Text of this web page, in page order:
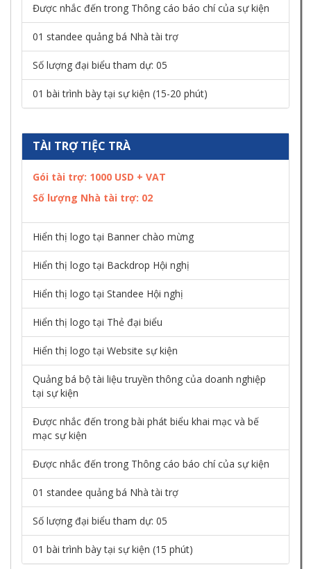
Được nhắc đến trong Thông cáo báo chí của sự kiện
01 standee quảng bá Nhà tài trợ
Số lượng đại biểu tham dự: 05
01 bài trình bày tại sự kiện (15-20 phút)
TÀI TRỢ TIỆC TRÀ
Gói tài trợ: 1000 USD + VAT
Số lượng Nhà tài trợ: 02
Hiển thị logo tại Banner chào mừng
Hiển thị logo tại Backdrop Hội nghị
Hiển thị logo tại Standee Hội nghị
Hiển thị logo tại Thẻ đại biểu
Hiển thị logo tại Website sự kiện
Quảng bá bộ tài liệu truyền thông của doanh nghiệp
tại sự kiện
Được nhắc đến trong bài phát biểu khai mạc và bế
mạc sự kiện
Được nhắc đến trong Thông cáo báo chí của sự kiện
01 standee quảng bá Nhà tài trợ
Số lượng đại biểu tham dự: 05
01 bài trình bày tại sự kiện (15 phút)